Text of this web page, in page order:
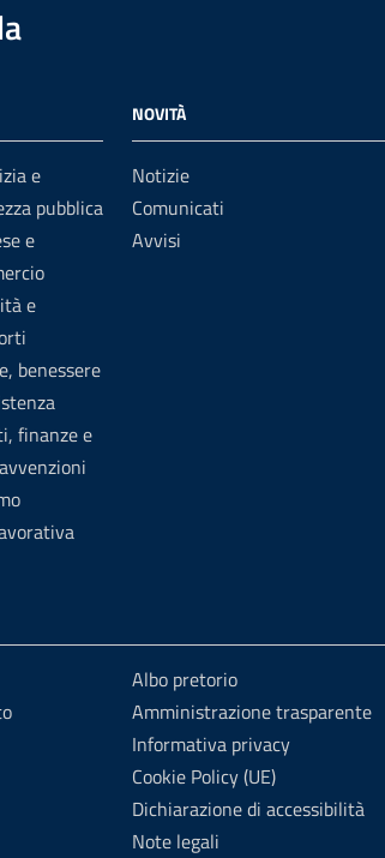
e
pubblica
e
e
benessere
finanze e
NOVITÀ
Notizie
Comunicati
Avvisi
Albo pretorio
Amministrazione trasparente
Informativa privacy
Cookie Policy (UE)
Dichiarazione di accessibilità
Note legali